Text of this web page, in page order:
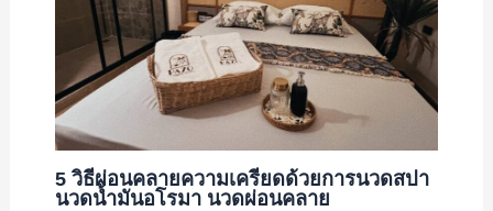
5 วิธีผ่อนคลายความเครียดด้วยการนวดสปา
นวดน้ำมันอโรมา นวดผ่อนคลาย